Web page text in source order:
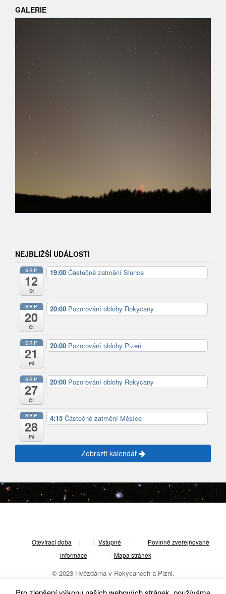
GALERIE
NEJBLIŽŠÍ UDÁLOSTI
SRP
12
St
19:00 Částečné zatmění Slunce
SRP
20
Čt
20:00 Pozorování oblohy Rokycany
SRP
21
Pá
20:00 Pozorování oblohy Plzeň
SRP
27
Čt
20:00 Pozorování oblohy Rokycany
SRP
28
Pá
4:15 Částečné zatmění Měsíce
Zobrazit kalendář
Otevírací doba Vstupné
Povinně zveřejňované
informace
Mapa stránek
© 2023 Hvězdárna v Rokycanech a Plzni.